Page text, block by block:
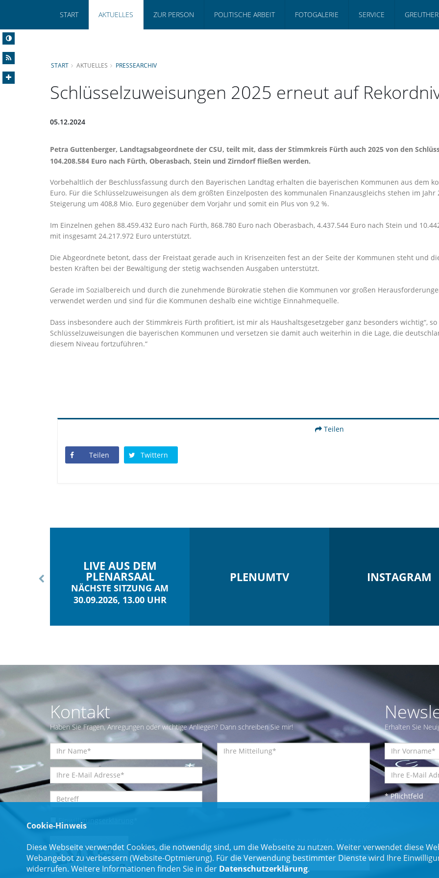
START AKTUELLES ZUR PERSON POLITISCHE ARBEIT FOTOGALERIE SERVICE
START AKTUELLES PRESSEARCHIV
Schlüsselzuweisungen 2025 erneut auf
05.12.2024
Petra Guttenberger, Landtagsabgeordnete der CSU, teilt mit, dass der Stimmkreis Fürth auch 2025 von den
104.208.584 Euro nach Fürth, Oberasbach, Stein und Zirndorf fließen werden.
Vorbehaltlich der Beschlussfassung durch den Bayerischen Landtag erhalten die bayerischen Kommunen aus dem
Euro. Für die Schlüsselzuweisungen als dem größten Einzelposten des kommunalen Finanzausgleichs stehen im
Steigerung um 408,8 Mio. Euro gegenüber dem Vorjahr und somit ein Plus von 9,2 %.
Im Einzelnen gehen 88.459.432 Euro nach Fürth, 868.780 Euro nach Oberasbach, 4.437.544 Euro nach Stein und
mit insgesamt 24.217.972 Euro unterstützt.
Die Abgeordnete betont, dass der Freistaat gerade auch in Krisenzeiten fest an der Seite der Kommunen steht und
besten Kräften bei der Bewältigung der stetig wachsenden Ausgaben unterstützt.
Gerade im Sozialbereich und durch die zunehmende Bürokratie stehen die Kommunen vor großen
verwendet werden und sind für die Kommunen deshalb eine wichtige Einnahmequelle.
Dass insbesondere auch der Stimmkreis Fürth profitiert, ist mir als Haushaltsgesetzgeber ganz besonders wichtig“,
Schlüsselzuweisungen die bayerischen Kommunen und versetzen sie damit auch weiterhin in die Lage, die
diesem Niveau fortzuführen.“
Teilen
Teilen Twittern
LIVE AUS DEM
PLENARSAAL
NÄCHSTE SITZUNG AM
30.09.2026, 13.00 UHR
PLENUMTV INSTAGRAM
Kontakt
Haben Sie Fragen, Anregungen oder wichtige Anliegen? Dann schreiben Sie mir!
Einwilligungserklärung
Erhalten Sie
* Pflichtfeld
Cookie-Hinweis
Diese Webseite verwendet Cookies, die notwendig sind, um die Webseite zu nutzen. Weiter verwendet diese
Webangebot zu verbessern (Website-Optmierung). Für die Verwendung bestimmter Dienste wird Ihre
widerrufen. Weitere Informationen finden Sie in der Datenschutzerklärung.